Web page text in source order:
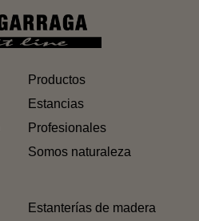
Productos
Estancias
Profesionales
Somos naturaleza
Estanterías de madera